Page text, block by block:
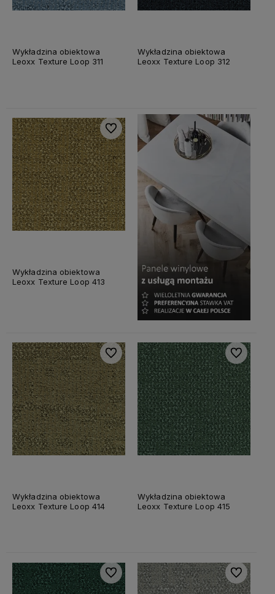
Wykładzina obiektowa
Leoxx Texture Loop 311
Wykładzina obiektowa
Leoxx Texture Loop 312
Wykładzina obiektowa
Leoxx Texture Loop 413
Do ulubionych
Wykładzina obiektowa
Leoxx Texture Loop 414
Do ulubionych
Wykładzina obiektowa
Leoxx Texture Loop 415
Do
Do ulubionych Do